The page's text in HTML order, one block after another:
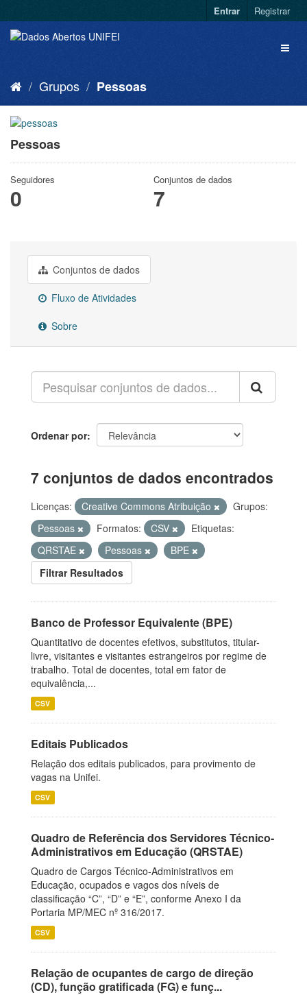
Entrar Registrar
Grupos Pessoas
Pessoas
Seguidores
0
Conjuntos de dados
7
Conjuntos de dados
Fluxo de Atividades
Sobre
Ordenar por
7 conjuntos de dados encontrados
Licenças: Creative Commons Atribuição
Grupos:
Pessoas
Formatos: CSV
Etiquetas:
QRSTAE
Pessoas
BPE
Filtrar Resultados
Banco de Professor Equivalente (BPE)
Quantitativo de docentes efetivos, substitutos, titular-
livre, visitantes e visitantes estrangeiros por regime de
trabalho. Total de docentes, total em fator de
equivalência,...
CSV
Editais Publicados
Relação dos editais publicados, para provimento de
vagas na Unifei.
CSV
Quadro de Referência dos Servidores Técnico-
Administrativos em Educação (QRSTAE)
Quadro de Cargos Técnico-Administrativos em
Educação, ocupados e vagos dos níveis de
classificação “C”, “D” e “E”, conforme Anexo I da
Portaria MP/MEC nº 316/2017.
CSV
Relação de ocupantes de cargo de direção
(CD), função gratificada (FG) e funç...